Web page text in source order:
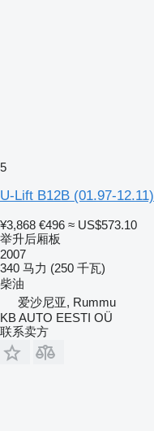
5
U-Lift B12B (01.97-12.11)
¥3,868 €496 ≈ US$573.10
举升后厢板
2007
340 马力 (250 千瓦)
柴油
爱沙尼亚, Rummu
KB AUTO EESTI OÜ
联系卖方